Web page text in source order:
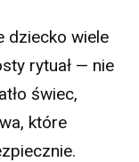
dziecko wiele
rytuał — nie
świec,
które